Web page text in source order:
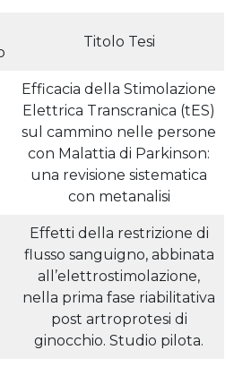
Titolo Tesi
Efficacia della Stimolazione
Elettrica Transcranica (tES)
sul cammino nelle persone
con Malattia di Parkinson:
una revisione sistematica
con metanalisi
Effetti della restrizione di
flusso sanguigno, abbinata
all’elettrostimolazione,
nella prima fase riabilitativa
post artroprotesi di
ginocchio. Studio pilota.